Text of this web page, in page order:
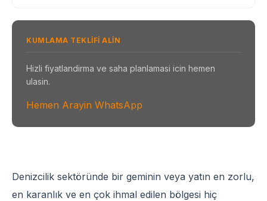
Denizcilik sektöründe bir geminin veya yatın en zorlu,
en karanlık ve en çok ihmal edilen bölgesi hiç
KUMLAMA TEKLIFI ALIN
Hizli fiyatlandirma ve saha planlamasi icin hemen
ulasin.
Hemen Arayin WhatsApp